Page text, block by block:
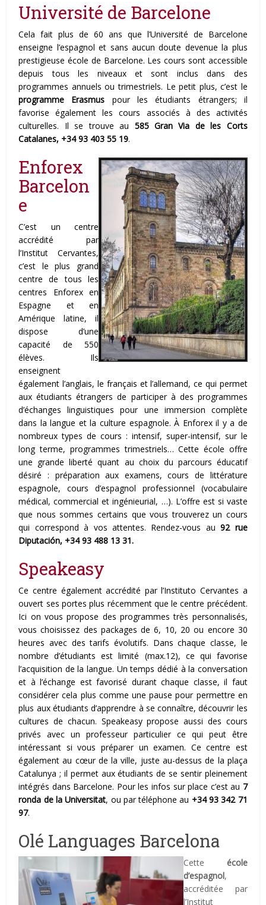
Université de Barcelone
Cela fait plus de 60 ans que l’Université de Barcelone
enseigne l’espagnol et sans aucun doute devenue la plus
prestigieuse école de Barcelone. Les cours sont accessible
depuis tous les niveaux et sont inclus dans des
programmes annuels ou trimestriels. Le petit plus, c’est le
programme Erasmus pour les étudiants étrangers; il
favorise également les cours associés à des activités
culturelles. Il se trouve au 585 Gran Via de les Corts
Catalanes, +34 93 403 55 19.
Enforex
Barcelon
e
C’est un centre
accrédité par
l’Institut Cervantes,
c’est le plus grand
centre de tous les
centres Enforex en
Espagne et en
Amérique latine, il
dispose d’une
capacité de 550
élèves. Ils
enseignent
également l’anglais, le français et l’allemand, ce qui permet
aux étudiants étrangers de participer à des programmes
d’échanges linguistiques pour une immersion complète
dans la langue et la culture espagnole. À Enforex il y a de
nombreux types de cours : intensif, super-intensif, sur le
long terme, programmes trimestriels… Cette école offre
une grande liberté quant au choix du parcours éducatif
désiré : préparation aux examens, cours de littérature
espagnole, cours d’espagnol professionnel (vocabulaire
médical, commercial et ingénieurial, …). L’offre est si vaste
que nous sommes certains que vous trouverez un cours
qui correspond à vos attentes. Rendez-vous au92 rue
Diputación, +34 93 488 13 31.
Speakeasy
Ce centre également accrédité par l’Instituto Cervantes a
ouvert ses portes plus récemment que le centre précédent.
Ici on vous propose des programmes très personnalisés,
vous choisissez des packages de 6, 10, 20 ou encore 30
heures avec des tarifs évolutifs. Dans chaque classe, le
nombre d’étudiants est limité (max.12), ce qui favorise
l’acquisition de la langue. Un temps dédié à la conversation
et à l’échange est favorisé durant chaque classe, il faut
considérer cela plus comme une pause pour permettre en
plus aux étudiants d’apprendre à se connaître, découvrir les
cultures de chacun. Speakeasy propose aussi des cours
privés avec un professeur particulier ce qui peut être
intéressant si vous préparer un examen. Ce centre est
également au cœur de la ville, juste au-dessus de la plaça
Catalunya ; il permet aux étudiants de se sentir pleinement
intégrés dans Barcelone. Pour les infos sur place c’est au 7
ronda de la Universitat, ou par téléphone au +34 93 342 71
97.
Olé Languages Barcelona
Cette école
d’espagnol,
accréditée par
l’Institut